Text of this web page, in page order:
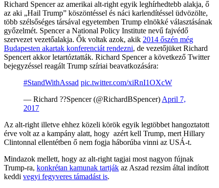
Richard Spencer az amerikai alt-right egyik leghírhedtebb alakja, ő
az aki „Hail Trump” köszöntéssel és náci karlendítéssel üdvözölte,
több szélsőséges társával egyetemben Trump elnökké választásának
győzelmét. Spencer a National Policy Institute nevű fajvédő
szervezet vezetőalakja. Ők voltak azok, akik 2014 őszén még
Budapesten akartak konferenciát rendezni, de vezetőjüket Richard
Spencert akkor letartóztatták. Richard Spencer a következő Twitter
bejegyzéssel reagált Trump szíriai beavatkozására:
#StandWithAssad pic.twitter.com/xiRnI1OXcW
— Richard ??Spencer (@RichardBSpencer) April 7,
2017
Az alt-right illetve ehhez közeli körök egyik legtöbbet hangoztatott
érve volt az a kampány alatt, hogy azért kell Trump, mert Hillary
Clintonnal ellentétben ő nem fogja háborúba vinni az USÁ-t.
Mindazok mellett, hogy az alt-right tagjai most nagyon fújnak
Trump-ra, konkrétan kamunak tartják az Aszad rezsim által indított
keddi vegyi fegyveres támadást is.